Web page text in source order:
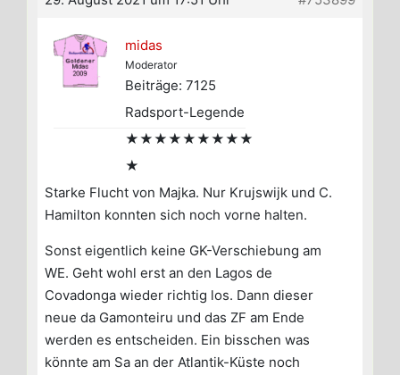
midas
Moderator
Beiträge: 7125
Radsport-Legende
★★★★★★★★★
★
Starke Flucht von Majka. Nur Krujswijk und C.
Hamilton konnten sich noch vorne halten.
Sonst eigentlich keine GK-Verschiebung am
WE. Geht wohl erst an den Lagos de
Covadonga wieder richtig los. Dann dieser
neue da Gamonteiru und das ZF am Ende
werden es entscheiden. Ein bisschen was
könnte am Sa an der Atlantik-Küste noch